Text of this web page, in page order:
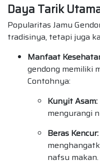
Daya Tarik
Popularitas Jamu
tradisinya, tetapi juga
Manfaat
gendong memiliki
Contohnya:
Kunyit Asam:
mengurangi
Beras Kencur:
nafsu makan.